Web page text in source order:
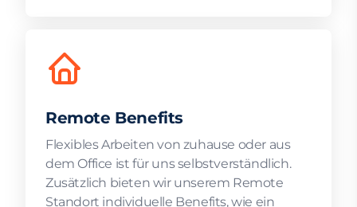
Remote Benefits
Flexibles Arbeiten von zuhause oder aus
dem Office ist für uns selbstverständlich.
Zusätzlich bieten wir unserem Remote
Standort individuelle Benefits, wie ein